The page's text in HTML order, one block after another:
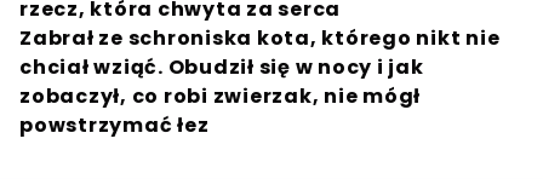
rzecz, która chwyta za serca
Zabrał ze schroniska kota, którego nikt nie
chciał wziąć. Obudził się w nocy i jak
zobaczył, co robi zwierzak, nie mógł
powstrzymać łez